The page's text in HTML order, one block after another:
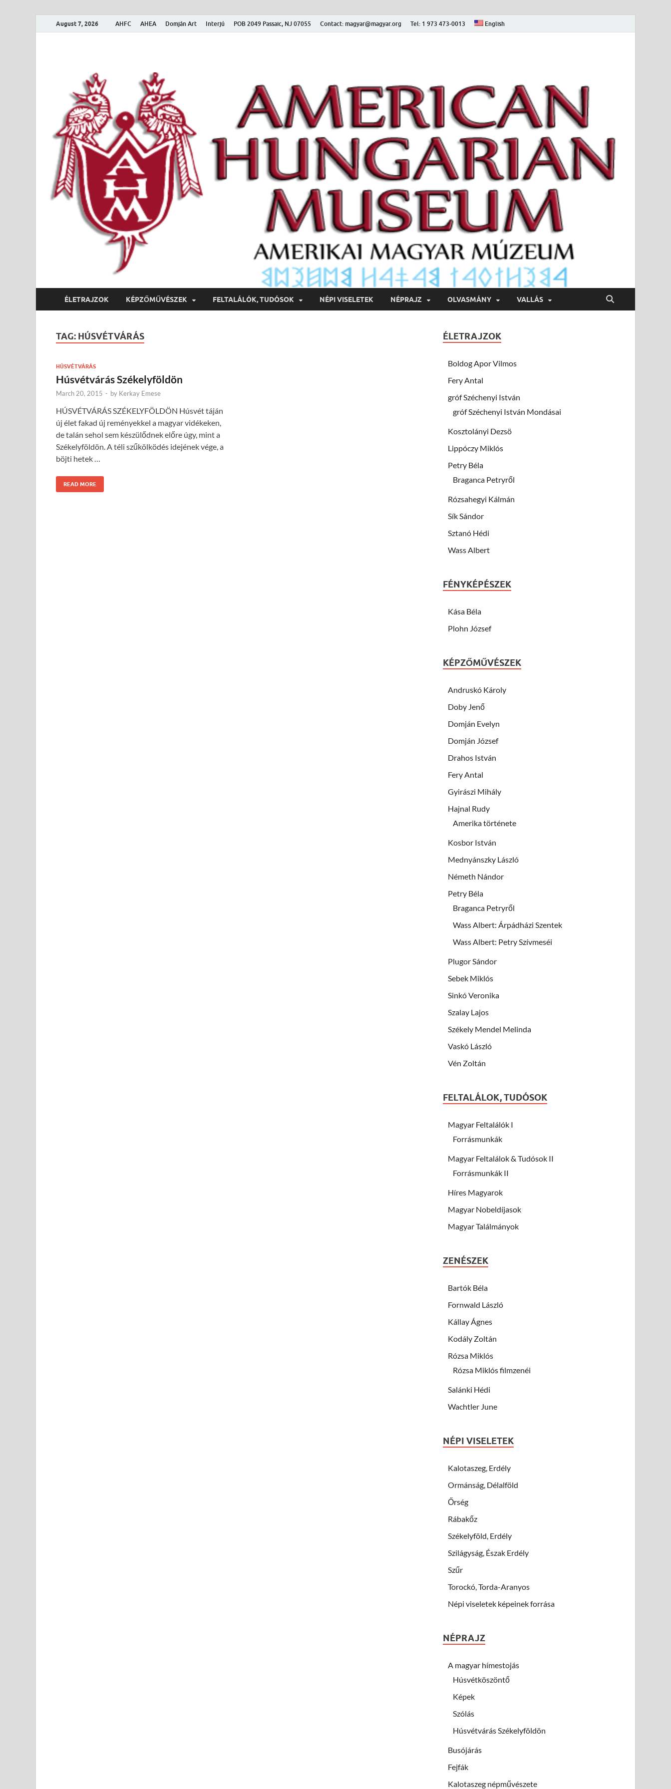
August 7, 2026 AHFC AHEA Domján Art Interjú POB 2049 Passaic, NJ 07055 Contact: magyar@magyar.org Tel: 1 973 473-0013 English
Amerikai Magyar Múzeum
ÉLETRAJZOK KÉPZŐMŰVÉSZEK FELTALÁLÓK, TUDÓSOK NÉPI VISELETEK NÉPRAJZ OLVASMÁNY VALLÁS
TAG: HÚSVÉTVÁRÁS
HÚSVÉTVÁRÁS
Húsvétvárás Székelyföldön
March 20, 2015 - by Kerkay Emese
HÚSVÉTVÁRÁS SZÉKELYFÖLDÖN Húsvét táján
új élet fakad új reményekkel a magyar vidékeken,
de talán sehol sem készülődnek előre úgy, mint a
Székelyföldön. A téli szűkölködés idejének vége, a
böjti hetek …
READ MORE
ÉLETRAJZOK
Boldog Apor Vilmos
Fery Antal
gróf Széchenyi István
gróf Széchenyi István Mondásai
Kosztolányi Dezsö
Lippóczy Miklós
Petry Béla
Braganca Petryről
Rózsahegyi Kálmán
Sík Sándor
Sztanó Hédi
Wass Albert
FÉNYKÉPÉSZEK
Kása Béla
Plohn József
KÉPZŐMŰVÉSZEK
Andruskó Károly
Doby Jenő
Domján Evelyn
Domján József
Drahos István
Fery Antal
Gyirászi Mihály
Hajnal Rudy
Amerika története
Kosbor István
Mednyánszky László
Németh Nándor
Petry Béla
Braganca Petryről
Wass Albert: Árpádházi Szentek
Wass Albert: Petry Szívmeséi
Plugor Sándor
Sebek Miklós
Sinkó Veronika
Szalay Lajos
Székely Mendel Melinda
Vaskó László
Vén Zoltán
FELTALÁLOK, TUDÓSOK
Magyar Feltalálók I
Forrásmunkák
Magyar Feltalálok & Tudósok II
Forrásmunkák II
Híres Magyarok
Magyar Nobeldíjasok
Magyar Találmányok
ZENÉSZEK
Bartók Béla
Fornwald László
Kállay Ágnes
Kodály Zoltán
Rózsa Miklós
Rózsa Miklós filmzenéi
Salánki Hédi
Wachtler June
NÉPI VISELETEK
Kalotaszeg, Erdély
Ormánság, Délalföld
Őrség
Rábakőz
Székelyföld, Erdély
Szilágyság, Észak Erdély
Szűr
Torockó, Torda-Aranyos
Népi viseletek képeinek forrása
NÉPRAJZ
A magyar hímestojás
Húsvétköszöntő
Képek
Szólás
Húsvétvárás Székelyföldön
Busójárás
Fejfák
Kalotaszeg népművészete